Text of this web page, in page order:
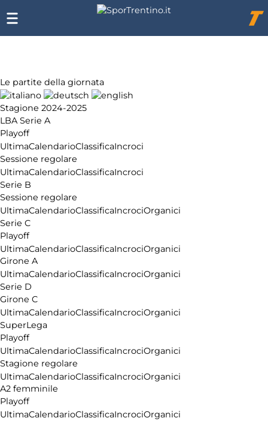
Le partite della giornata
Stagione 2024-2025
LBA Serie A
Playoff
UltimaCalendarioClassificaIncroci
Sessione regolare
UltimaCalendarioClassificaIncroci
Serie B
Sessione regolare
UltimaCalendarioClassificaIncrociOrganici
Serie C
Playoff
UltimaCalendarioClassificaIncrociOrganici
Girone A
UltimaCalendarioClassificaIncrociOrganici
Serie D
Girone C
UltimaCalendarioClassificaIncrociOrganici
SuperLega
Playoff
UltimaCalendarioClassificaIncrociOrganici
Stagione regolare
UltimaCalendarioClassificaIncrociOrganici
A2 femminile
Playoff
UltimaCalendarioClassificaIncrociOrganici
Chi
siamo
Affiliazione